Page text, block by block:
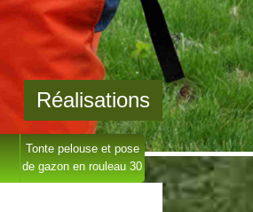
Réalisations
Tonte pelouse et pose
de gazon en rouleau 30